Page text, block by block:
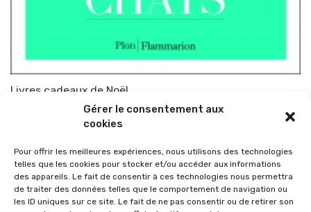
Gérer le consentement aux
cookies
Pour offrir les meilleures expériences, nous utilisons des technologies
telles que les cookies pour stocker et/ou accéder aux informations
des appareils. Le fait de consentir à ces technologies nous permettra
de traiter des données telles que le comportement de navigation ou
les ID uniques sur ce site. Le fait de ne pas consentir ou de retirer son
Livres cadeaux de Noël
TOP-PARENTS 14 novembre 2013